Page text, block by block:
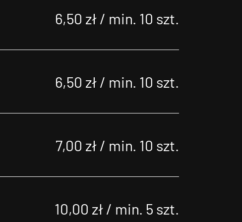
6,50 zł / min. 10 szt.
6,50 zł / min. 10 szt.
7,00 zł / min. 10 szt.
10,00 zł / min. 5 szt.